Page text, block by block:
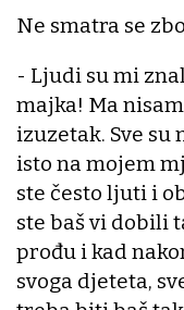
Ne smatra se
- Ljudi su mi
majka! Ma
izuzetak. Sve su
isto na mojem
ste često ljuti i
ste baš vi dobili
prođu i kad
svoga djeteta,